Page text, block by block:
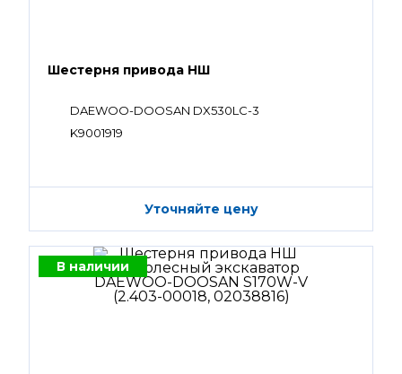
Шестерня привода НШ
DAEWOO-DOOSAN DX530LC-3
K9001919
Уточняйте цену
В наличии